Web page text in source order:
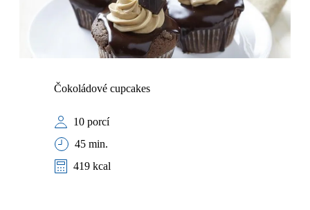
Čokoládové cupcakes
10 porcí
45 min.
419 kcal